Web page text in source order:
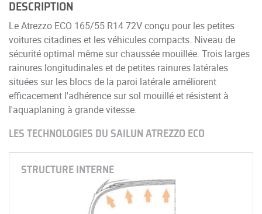
DESCRIPTION
Le Atrezzo ECO 165/55 R14 72V conçu pour les petites
voitures citadines et les véhicules compacts. Niveau de
sécurité optimal même sur chaussée mouillée. Trois larges
rainures longitudinales et de petites rainures latérales
situées sur les blocs de la paroi latérale améliorent
efficacement l'adhérence sur sol mouillé et résistent à
l'aquaplaning à grande vitesse.
LES TECHNOLOGIES DU SAILUN ATREZZO ECO
STRUCTURE INTERNE